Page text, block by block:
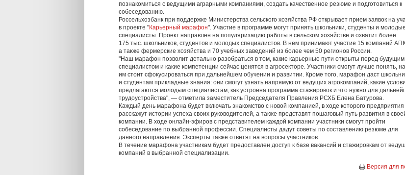
познакомиться с ведущими аграрными компаниями, создать качественное резюме и подготовиться к
собеседованию.
Россельхозбанк при поддержке Министерства сельского хозяйства РФ открывает прием заявок на
в проекте "Карьерный марафон". Участие в программе могут принять школьники, студенты и молодые
специалисты. Проект направлен на популяризацию работы в сельском хозяйстве и охватит более
175 тыс. школьников, студентов и молодых специалистов. В нем принимают участие 15 компаний
а также фермерские хозяйства и 70 учебных заведений из более чем 50 регионов России.
"Наш марафон позволит детально разобраться в том, какие карьерные пути открыты перед будущим
специалистом и какие компетенции сейчас ценятся в агросекторе. Участники смогут лучше понять,
им стоит сфокусироваться при дальнейшем обучении и развитии. Кроме того, марафон даст
и студентам прикладные знания: они смогут узнать напрямую от ведущих агрокомпаний, какие
предлагаются молодым специалистам, как устроена программа стажировок и что нужно для
трудоустройства", — отметила заместитель Председателя Правления РСХБ Елена Батурова.
Каждый день марафона будет включать знакомство с новой компанией, в ходе которого
расскажут истории успеха своих руководителей, а также представят пошаговый путь развития в
компании. В ходе онлайн-эфиров с представителем каждой компании участники смогут пройти
собеседование по выбранной профессии. Специалисты дадут советы по составлению резюме для
данного направления. Эксперты также ответят на вопросы участников.
В течение марафона участникам будет предоставлен доступ к базе вакансий и стажировкам от
компаний в выбранной специализации.
Версия для